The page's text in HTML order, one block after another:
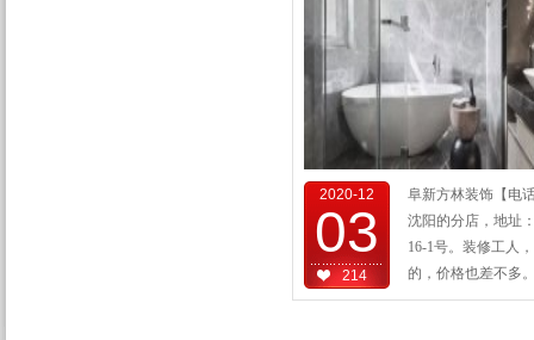
2020-12
03
214
阜新方林装饰【电
沈阳的分店，地址
16-1号。装修工人
的，价格也差不多